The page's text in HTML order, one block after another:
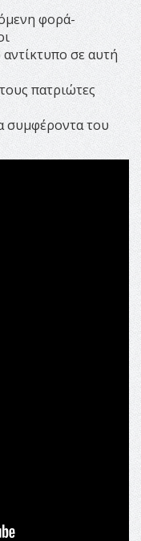
φορά-
αντίκτυπο σε αυτή
πατριώτες
συμφέροντα του